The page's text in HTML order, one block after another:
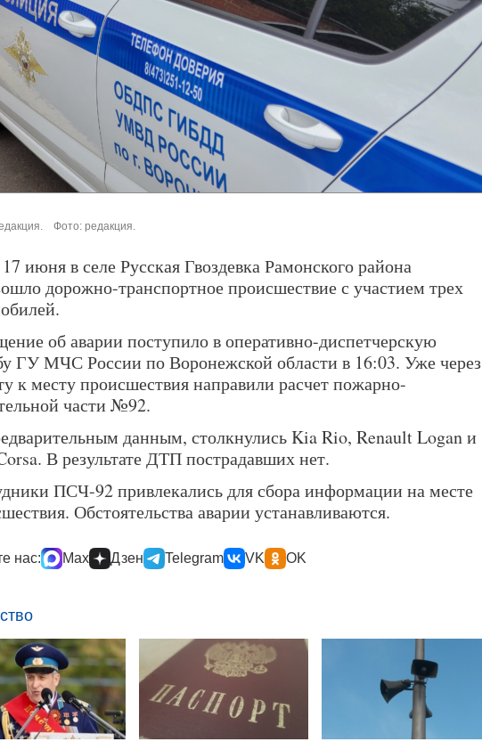
Фото: редакция.
июня в селе Русская Гвоздевка Рамонского района
дорожно-транспортное происшествие с участием трех
об аварии поступило в оперативно-диспетчерскую
ГУ МЧС России по Воронежской области в 16:03. Уже через
к месту происшествия направили расчет пожарно-
части №92.
данным, столкнулись Kia Rio, Renault Logan и
В результате ДТП пострадавших нет.
ПСЧ-92 привлекались для сбора информации на месте
Обстоятельства аварии устанавливаются.
нас: Max Дзен Telegram VK OK